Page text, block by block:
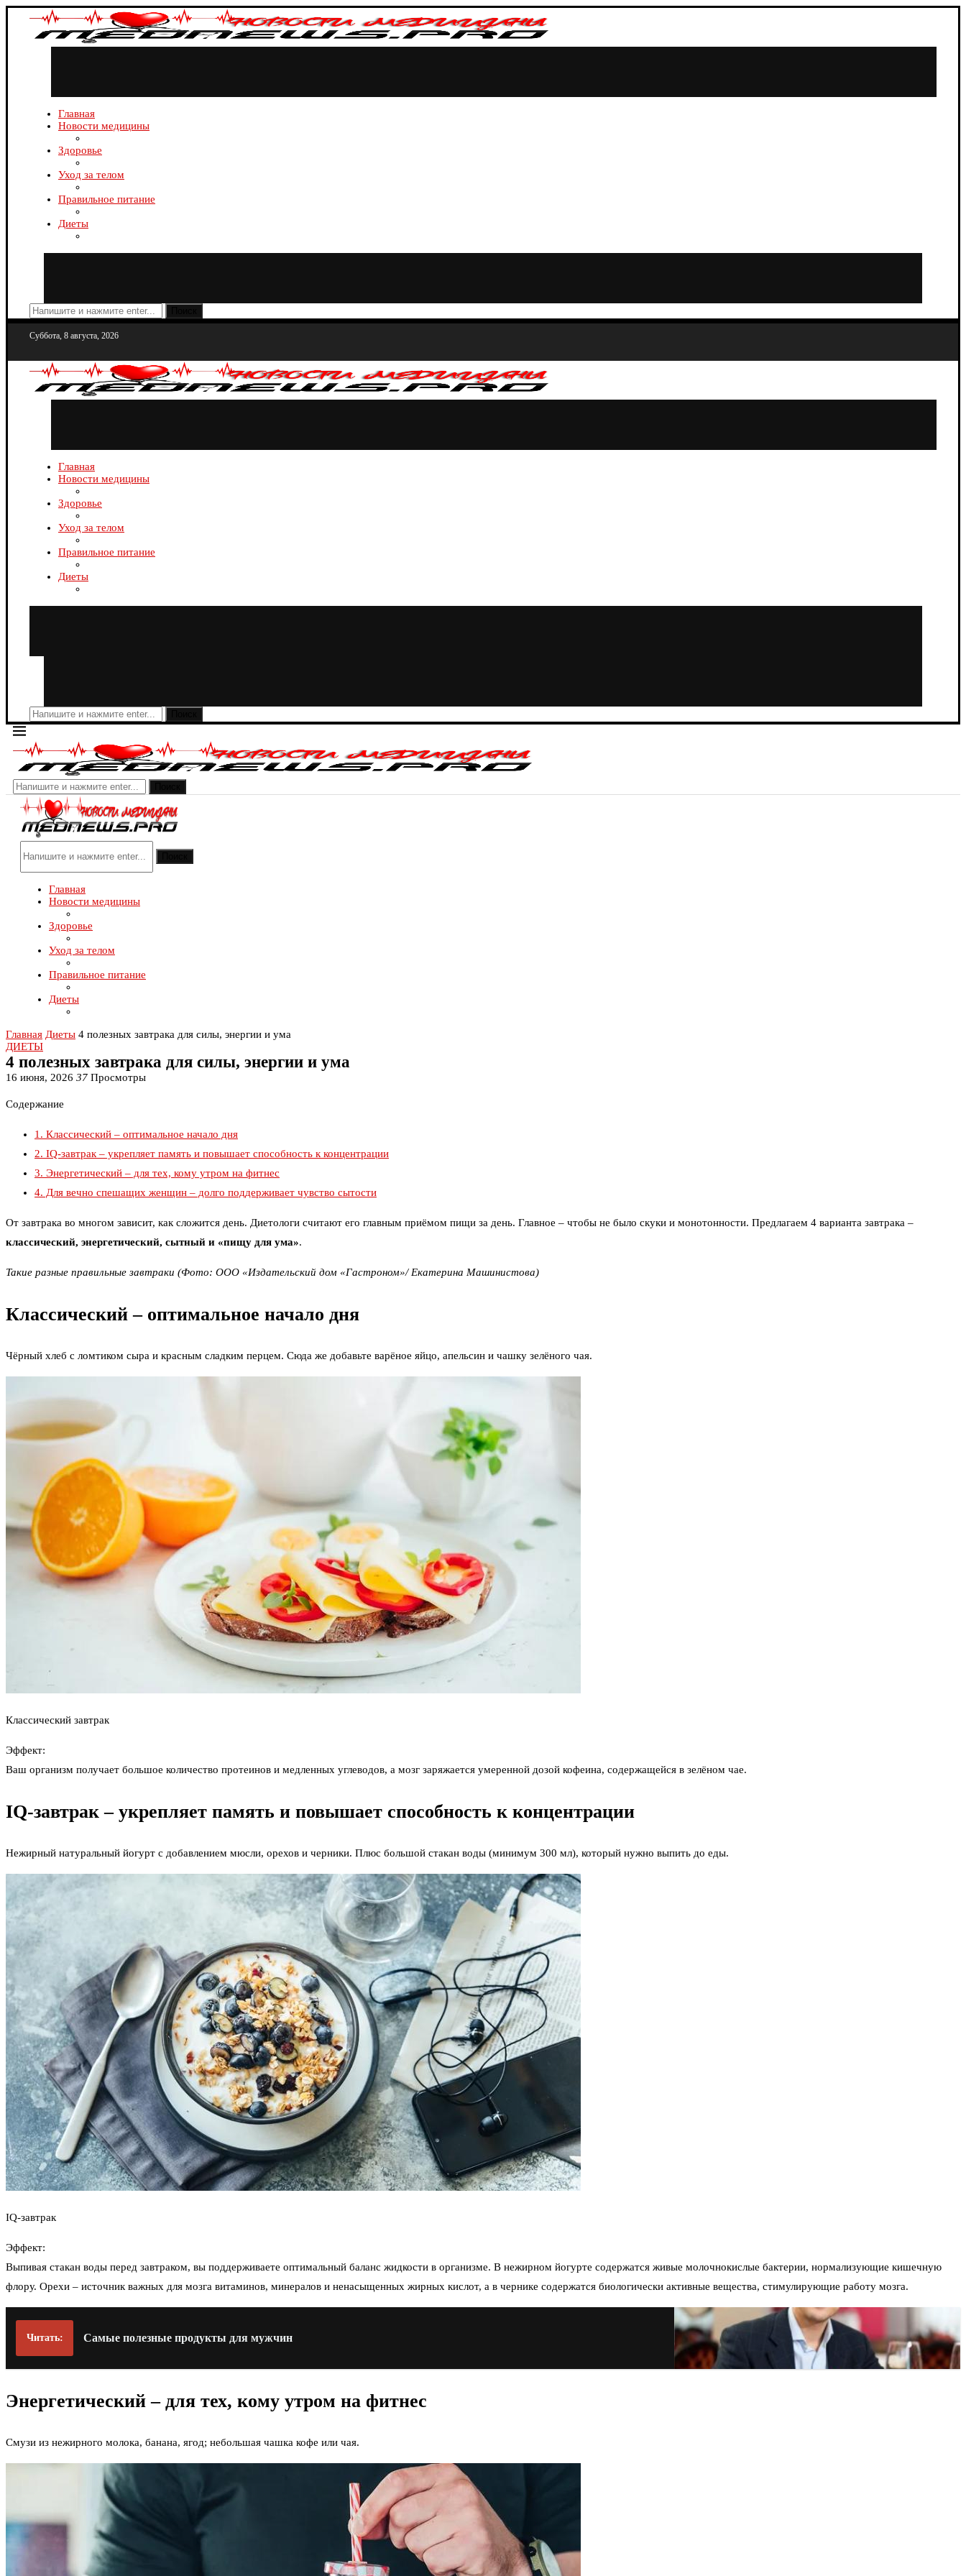
Главная
Новости медицины
Здоровье
Уход за телом
Правильное питание
Диеты
Суббота, 8 августа, 2026
Главная
Новости медицины
Здоровье
Уход за телом
Правильное питание
Диеты
Главная
Новости медицины
Здоровье
Уход за телом
Правильное питание
Диеты
Главная Диеты 4 полезных завтрака для силы, энергии и ума
ДИЕТЫ
4 полезных завтрака для силы, энергии и ума
16 июня, 2026 37 Просмотры
Содержание
1. Классический – оптимальное начало дня
2. IQ-завтрак – укрепляет память и повышает способность к концентрации
3. Энергетический – для тех, кому утром на фитнес
4. Для вечно спешащих женщин – долго поддерживает чувство сытости
От завтрака во многом зависит, как сложится день. Диетологи считают его главным приёмом пищи за день. Главное – чтобы не было скуки и монотонности. Предлагаем 4 варианта завтрака –
классический, энергетический, сытный и «пищу для ума».
Такие разные правильные завтраки (Фото: ООО «Издательский дом «Гастроном»/ Екатерина Машинистова)
Классический – оптимальное начало дня
Чёрный хлеб с ломтиком сыра и красным сладким перцем. Сюда же добавьте варёное яйцо, апельсин и чашку зелёного чая.
Классический завтрак
Эффект:
Ваш организм получает большое количество протеинов и медленных углеводов, а мозг заряжается умеренной дозой кофеина, содержащейся в зелёном чае.
IQ-завтрак – укрепляет память и повышает способность к концентрации
Нежирный натуральный йогурт с добавлением мюсли, орехов и черники. Плюс большой стакан воды (минимум 300 мл), который нужно выпить до еды.
IQ-завтрак
Эффект:
Выпивая стакан воды перед завтраком, вы поддерживаете оптимальный баланс жидкости в организме. В нежирном йогурте содержатся живые молочнокислые бактерии, нормализующие кишечную
флору. Орехи – источник важных для мозга витаминов, минералов и ненасыщенных жирных кислот, а в чернике содержатся биологически активные вещества, стимулирующие работу мозга.
Читать: Самые полезные продукты для мужчин
Энергетический – для тех, кому утром на фитнес
Смузи из нежирного молока, банана, ягод; небольшая чашка кофе или чая.